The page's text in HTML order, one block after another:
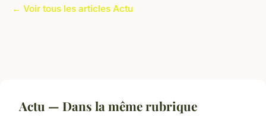
← Voir tous les articles Actu
Actu — Dans la même rubrique